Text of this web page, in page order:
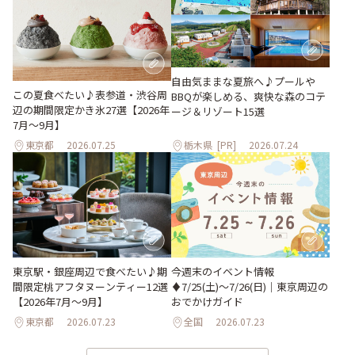
この夏食べたい♪表参道・渋谷周
辺の期間限定かき氷27選【2026年
7月～9月】
東京都 2026.07.25
自由気ままな夏旅へ♪プールや
BBQが楽しめる、爽快な森のコテ
ージ＆リゾート15選
栃木県 [PR] 2026.07.24
東京駅・銀座周辺で食べたい♪期
間限定桃アフタヌーンティー12選
【2026年7月～9月】
東京都 2026.07.23
今週末のイベント情報
♦︎7/25(土)〜7/26(日)｜東京周辺の
おでかけガイド
全国 2026.07.23